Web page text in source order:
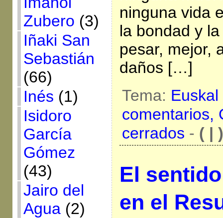
Zubero (3)
Iñaki San
Sebastián
(66)
Inés (1)
Isidoro
García
Gómez
(43)
Jairo del
Agua(2)
ninguna vida
la bondad y
pesar, mejor,
daños […]
Tema:
comentarios,
cerrados - ( | )
El
en el